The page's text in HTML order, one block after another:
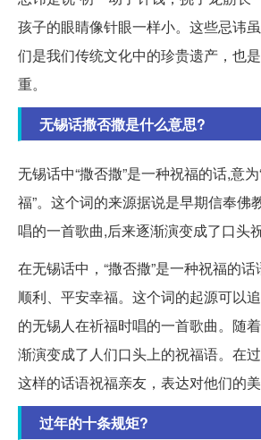
孩子的眼睛像针眼一样小。这些忌讳
们是我们传统文化中的珍贵遗产，也
重。
无锡话撒否撒是什么意思?
无锡话中“撒否撒”是一种祝福的话,意
福”。这个词的来源据说是早期信奉佛
唱的一首歌曲,后来逐渐演变成了口头
在无锡话中，“撒否撒”是一种祝福的
顺利、平安幸福。这个词的起源可以
的无锡人在祈福时唱的一首歌曲。随
渐演变成了人们口头上的祝福语。在
这样的话语祝福亲友，表达对他们的美
过年的十条规矩?